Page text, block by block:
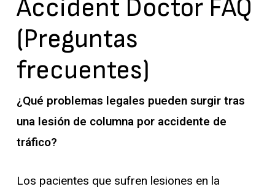
Accident Doctor FAQ
(Preguntas
frecuentes)
¿Qué problemas legales pueden surgir tras
una lesión de columna por accidente de
tráfico?
Los pacientes que sufren lesiones en la